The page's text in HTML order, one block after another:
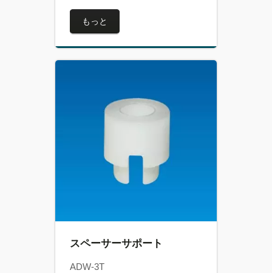
もっと
スペーサーサポート
ADW-3T